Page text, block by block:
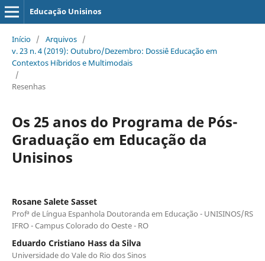
Educação Unisinos
Início / Arquivos /
v. 23 n. 4 (2019): Outubro/Dezembro: Dossiê Educação em
Contextos Híbridos e Multimodais
/
Resenhas
Os 25 anos do Programa de Pós-
Graduação em Educação da
Unisinos
Rosane Salete Sasset
Profª de Língua Espanhola Doutoranda em Educação - UNISINOS/RS
IFRO - Campus Colorado do Oeste - RO
Eduardo Cristiano Hass da Silva
Universidade do Vale do Rio dos Sinos